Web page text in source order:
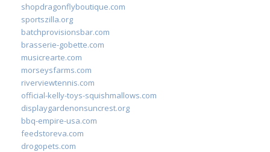
shopdragonflyboutique.com
sportszilla.org
batchprovisionsbar.com
brasserie-gobette.com
musicrearte.com
morseysfarms.com
riverviewtennis.com
official-kelly-toys-squishmallows.com
displaygardenonsuncrest.org
bbq-empire-usa.com
feedstoreva.com
drogopets.com